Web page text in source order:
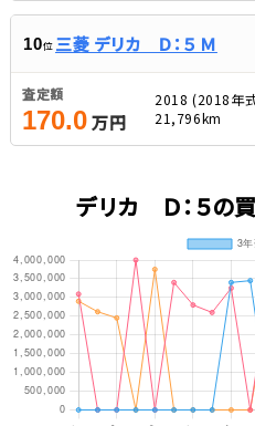
10位 三菱 デリカ Ｄ：５ Ｍ
査定額
170.0万円
2018 (2018年
21,796km
デリカ Ｄ：５の